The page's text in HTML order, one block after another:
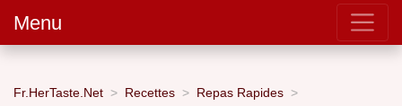
Menu
Fr.HerTaste.Net Recettes Repas Rapides